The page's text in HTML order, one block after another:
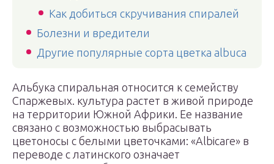
Как добиться скручивания спиралей
Болезни и вредители
Другие популярные сорта цветка albuca
Альбука спиральная относится к семейству
Спаржевых. культура растет в живой природе
на территории Южной Африки. Ее название
связано с возможностью выбрасывать
цветоносы с белыми цветочками: «Albicare» в
переводе с латинского означает